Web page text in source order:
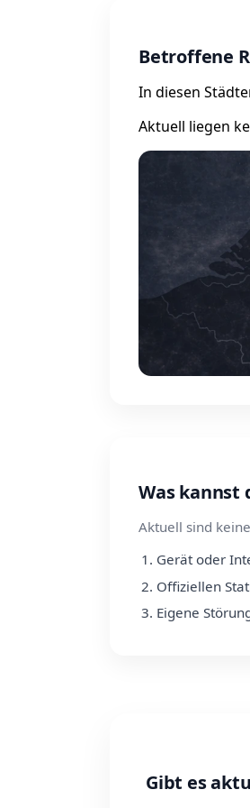
Betroffene
In diesen
Aktuell liegen
Was kannst
Aktuell sind
Gerät oder
Offiziellen
Eigene
Gibt es